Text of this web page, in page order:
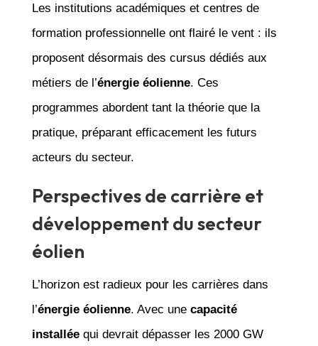
Les institutions académiques et centres de
formation professionnelle ont flairé le vent : ils
proposent désormais des cursus dédiés aux
métiers de l’énergie éolienne. Ces
programmes abordent tant la théorie que la
pratique, préparant efficacement les futurs
acteurs du secteur.
Perspectives de carrière et
développement du secteur
éolien
L’horizon est radieux pour les carrières dans
l’énergie éolienne. Avec une capacité
installéequi devrait dépasser les 2000 GW